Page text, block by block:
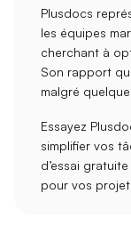
Plusdocs
les équipes
cherchant à
Son rapport
malgré
Essayez
simplifier vos
d’essai gratuite
pour vos